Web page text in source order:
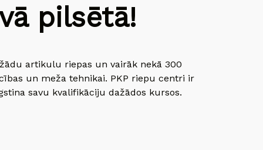
pilsētā!
artikulu riepas un vairāk nekā 300
un meža tehnikai. PKP riepu centri ir
savu kvalifikāciju dažādos kursos.